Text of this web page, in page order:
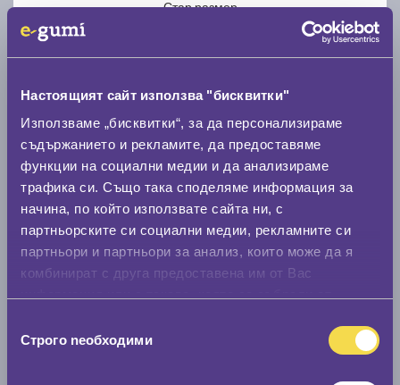
Настоящият сайт използва "бисквитки"
Използваме „бисквитки“, за да персонализираме
съдържанието и рекламите, да предоставяме
функции на социални медии и да анализираме
трафика си. Също така споделяме информация за
начина, по който използвате сайта ни, с
партньорските си социални медии, рекламните си
партньори и партньори за анализ, които може да я
комбинират с друга предоставена им от Вас
наСтрого nеобходими
Стар размер
Нов размер
Стар размер